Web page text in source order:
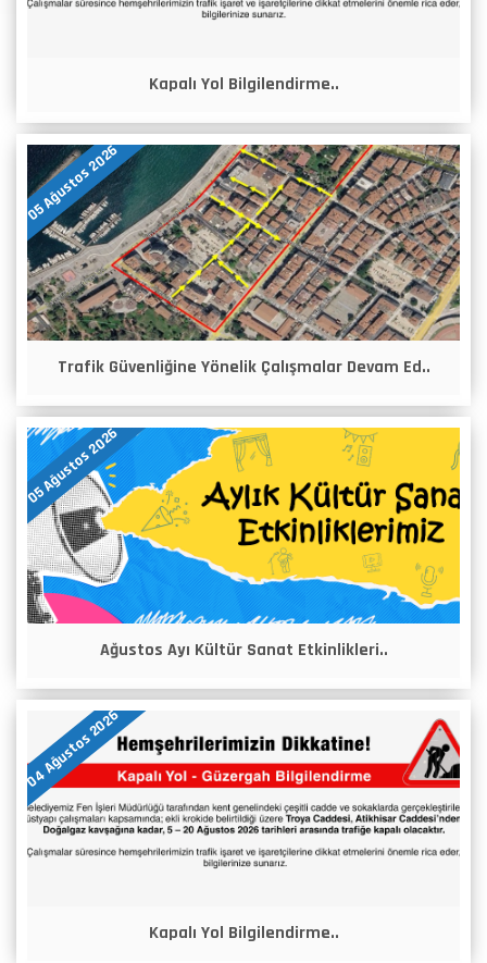
Kapalı Yol Bilgilendirme..
05 Ağustos 2026
Trafik Güvenliğine Yönelik Çalışmalar Devam Ed..
05 Ağustos 2026
Ağustos Ayı Kültür Sanat Etkinlikleri..
04 Ağustos 2026
Kapalı Yol Bilgilendirme..